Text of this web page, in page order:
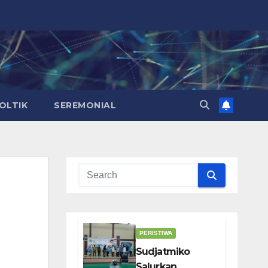
SEREMONIAL
PERISTIWA
Sudjatmiko